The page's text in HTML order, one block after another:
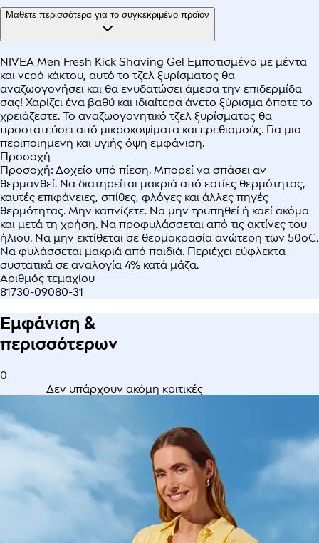
Μάθετε περισσότερα για το συγκεκριμένο προϊόν
NIVEA Men Fresh Kick Shaving Gel Εμποτισμένο με μέντα
και νερό κάκτου, αυτό το τζελ ξυρίσματος θα
αναζωογονήσει και θα ενυδατώσει άμεσα την επιδερμίδα
σας! Χαρίζει ένα βαθύ και ιδιαίτερα άνετο ξύρισμα όποτε το
χρειάζεστε. Το αναζωογονητικό τζελ ξυρίσματος θα
προστατεύσει από μικροκοψίματα και ερεθισμούς. Για μια
περιποιημενη και υγιής όψη εμφάνιση.
Προσοχή
Προσοχή: Δοχείο υπό πίεση. Μπορεί να σπάσει αν
θερμανθεί. Να διατηρείται μακριά από εστίες θερμότητας,
καυτές επιφάνειες, σπίθες, φλόγες και άλλες πηγές
θερμότητας. Μην καπνίζετε. Να μην τρυπηθεί ή καεί ακόμα
και μετά τη χρήση. Να προφυλάσσεται από τις ακτίνες του
ήλιου. Να μην εκτίθεται σε θερμοκρασία ανώτερη των 50οC.
Να φυλάσσεται μακριά από παιδιά. Περιέχει εύφλεκτα
συστατικά σε αναλογία 4% κατά μάζα.
Αριθμός τεμαχίου
81730-09080-31
Εμφάνιση &
περισσότερων
0
Δεν υπάρχουν ακόμη κριτικές